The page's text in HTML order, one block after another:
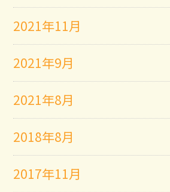
2021年11月
2021年9月
2021年8月
2018年8月
2017年11月